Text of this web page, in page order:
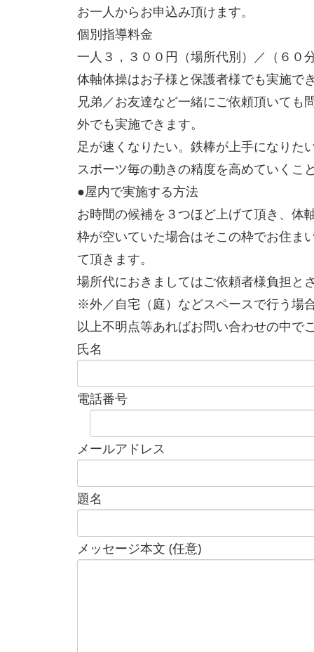
お一人からお申込み頂けます。
個別指導料金
一人３，３００円（場所代別）／（６０
体軸体操はお子様と保護者様でも実施で
兄弟／お友達など一緒にご依頼頂いても
外でも実施できます。
足が速くなりたい。鉄棒が上手になりた
スポーツ毎の動きの精度を高めていくこ
●屋内で実施する方法
お時間の候補を３つほど上げて頂き、体
枠が空いていた場合はそこの枠でお住ま
て頂きます。
場所代におきましてはご依頼者様負担と
※外／自宅（庭）などスペースで行う場
以上不明点等あればお問い合わせの中で
氏名
電話番号
メールアドレス
題名
メッセージ本文 (任意)